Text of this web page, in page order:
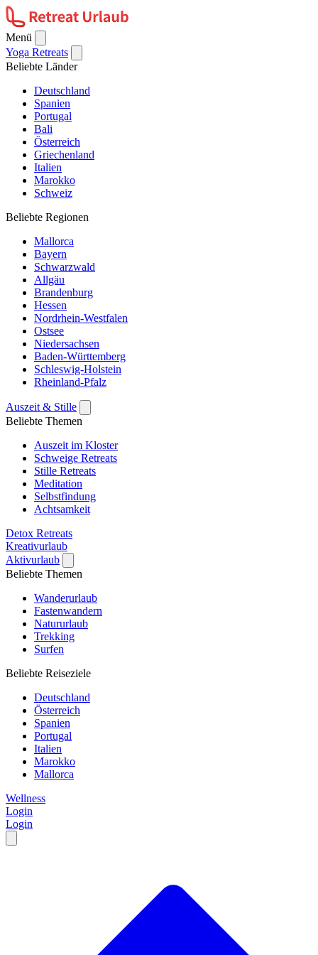
Menü
Yoga Retreats
Beliebte Länder
Deutschland
Spanien
Portugal
Bali
Österreich
Griechenland
Italien
Marokko
Schweiz
Beliebte Regionen
Mallorca
Bayern
Schwarzwald
Allgäu
Brandenburg
Hessen
Nordrhein-Westfalen
Ostsee
Niedersachsen
Baden-Württemberg
Schleswig-Holstein
Rheinland-Pfalz
Auszeit & Stille
Beliebte Themen
Auszeit im Kloster
Schweige Retreats
Stille Retreats
Meditation
Selbstfindung
Achtsamkeit
Detox Retreats
Kreativurlaub
Aktivurlaub
Beliebte Themen
Wanderurlaub
Fastenwandern
Natururlaub
Trekking
Surfen
Beliebte Reiseziele
Deutschland
Österreich
Spanien
Portugal
Italien
Marokko
Mallorca
Wellness
Login
Login